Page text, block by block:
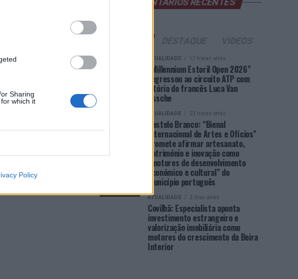
Sharing
which it
Policy
COMENTÁRIOS RECENTES
ATUALIDADE 17 horas atrás
“Millennium Estoril Open 2026”
regressou ao circuito ATP com
vitória do francês Luca Van
Assche
ATUALIDADE 23 horas atrás
Castelo Branco: “Bienal
Internacional de Artes e Ofícios”
promete afirmar artesanato,
património e inovação como
“motores de desenvolvimento
económico e cultural” do
município português
ATUALIDADE 2 dias atrás
Covilhã: Especialista aponta
investimento estrangeiro e
valorização imobiliária como
motores do crescimento da Beira
Interior